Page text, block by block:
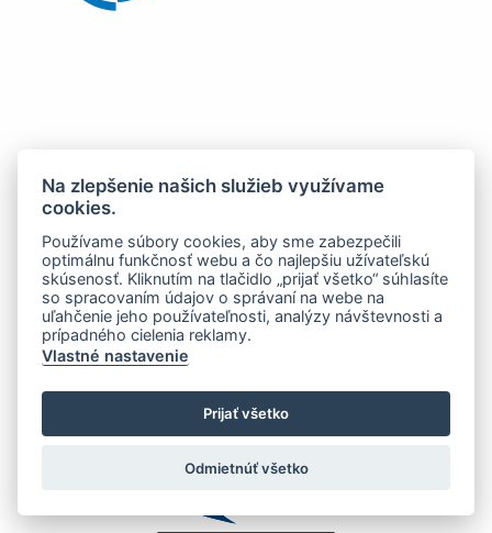
Na zlepšenie našich služieb využívame
cookies.
Používame súbory cookies, aby sme zabezpečili
optimálnu funkčnosť webu a čo najlepšiu užívateľskú
skúsenosť. Kliknutím na tlačidlo „prijať všetko“ súhlasíte
so spracovaním údajov o správaní na webe na
uľahčenie jeho používateľnosti, analýzy návštevnosti a
prípadného cielenia reklamy.
Vlastné nastavenie
Prijať všetko
Odmietnúť všetko